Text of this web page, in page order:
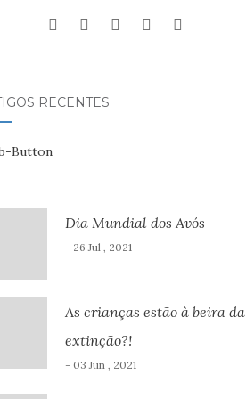
RECENTES
Dia Mundial dos Avós
- 26 Jul , 2021
As crianças estão à beira da
extinção?!
- 03 Jun , 2021